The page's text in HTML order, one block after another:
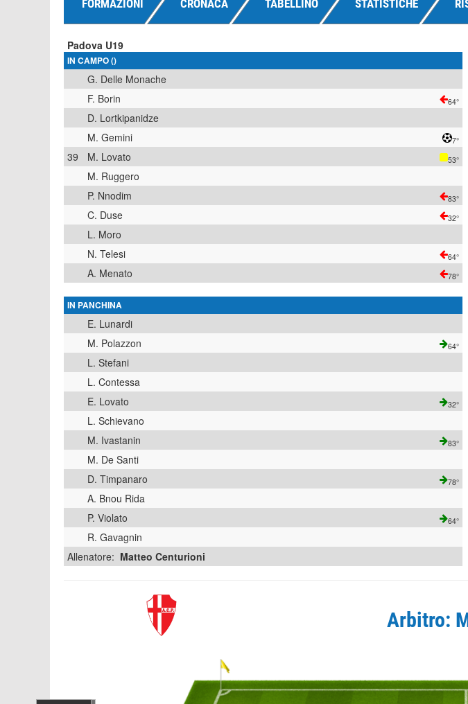
FORMAZIONI CRONACA TABELLINO STATISTICHE
Padova U19
IN CAMPO ()
G. Delle Monache
F. Borin
64°
D. Lortkipanidze
M. Gemini
7°
39 M. Lovato 53°
M. Ruggero
P. Nnodim
83°
C. Duse 32°
L. Moro
N. Telesi
64°
A. Menato 78°
IN PANCHINA
E. Lunardi
M. Polazzon
64°
L. Stefani
L. Contessa
E. Lovato
32°
L. Schievano
M. Ivastanin
83°
M. De Santi
D. Timpanaro
78°
A. Bnou Rida
P. Violato
64°
R. Gavagnin
Allenatore: Matteo Centurioni
Arbitro: